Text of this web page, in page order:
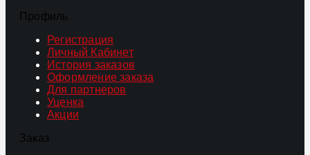
Профиль
Регистрация
Личный Кабинет
История заказов
Оформление заказа
Для партнеров
Уценка
Акции
Заказ